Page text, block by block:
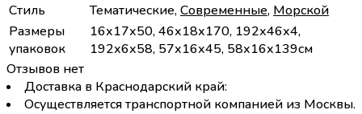
Стиль
Тематические,Современные, Морской
Размеры
упаковок
16х17х50, 46х18х170, 192х46х4,
192х6х58, 57х16х45, 58х16х139см
Отзывов нет
Доставка в Краснодарский край:
Осуществляется транспортной компанией из Москвы.